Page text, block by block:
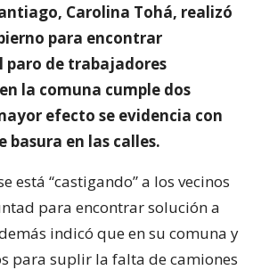
Carolina Tohá, realizó
para encontrar
paro de trabajadores
la comuna cumple dos
efecto se evidencia con
basura en las calles.
está “castigando” a los vecinos
para encontrar solución a
indicó que en su comuna y
para suplir la falta de camiones